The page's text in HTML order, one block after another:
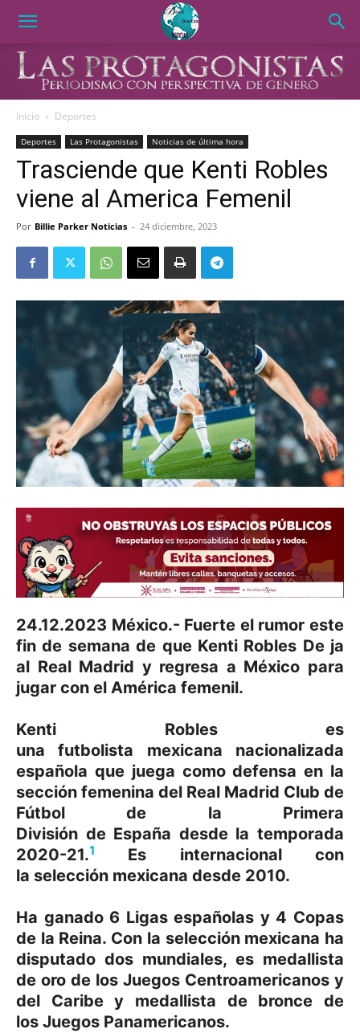
Inicio Deportes
Deportes Las Protagonistas Noticias de última hora
Trasciende que Kenti Robles
viene al America Femenil
Por Billie Parker Noticias - 24 diciembre, 2023
24.12.2023 México.- Fuerte el rumor este
fin de semana de que Kenti Robles De ja
al Real Madrid y regresa a México para
jugar con el América femenil.
Kenti Robleses
una futbolista mexicana nacionalizada
española que juega como defensa en la
sección femenina del Real Madrid Club de
Fútbol de la Primera
División de España desde la temporada
2020-21.1
​ Es internacional con
la selección mexicana desde 2010.
Ha ganado 6 Ligas españolas y 4 Copas
de la Reina. Con la selección mexicana ha
disputado dos mundiales, es medallista
de oro de los Juegos Centroamericanos y
del Caribe y medallista de bronce de
los Juegos Panamericanos.